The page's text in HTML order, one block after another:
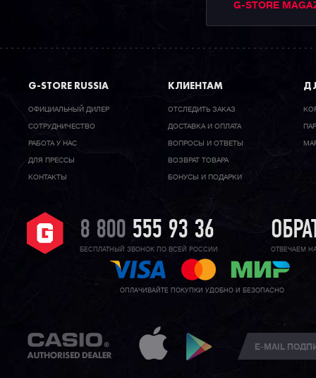
G-STORE
G-STORE RUSSIA
ОФИЦИАЛЬНЫЙ ДИЛЕР
CОТРУДНИЧЕСТВО
РАБОТА У НАС
ДЛЯ ПРЕССЫ
КОНТАКТЫ
КЛИЕНТАМ
ОТСЛЕДИТЬ ЗАКАЗ
ДОСТАВКА И ОПЛАТА
ВОПРОСЫ И ОТВЕТЫ
ВОЗВРАТ ТОВАРА
БОНУСЫ И ПОДАРКИ
8 800 555 93 36
БЕСПЛАТНЫЙ ЗВОНОК ПО ВСЕЙ РОССИИ ОТВЕЧАЕМ
ОПЛАЧИВАЙТЕ ПОКУПКИ УДОБНО И БЕЗОПАСНО